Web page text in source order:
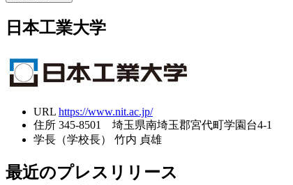
日本工業大学
URL https://www.nit.ac.jp/
住所 345-8501 埼玉県南埼玉郡宮代町学園台4-1
学長（学校長）
竹内 貞雄
最近のプレスリリース